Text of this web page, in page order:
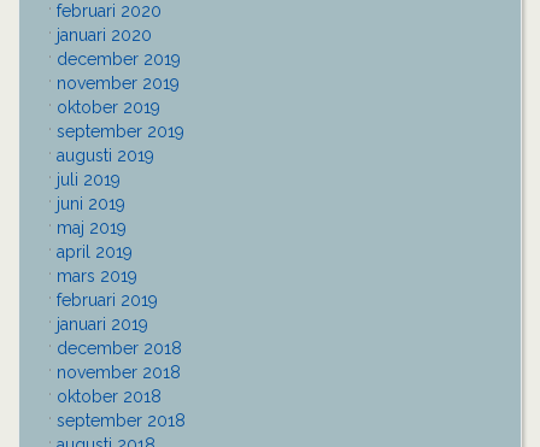
februari 2020
januari 2020
december 2019
november 2019
oktober 2019
september 2019
augusti 2019
juli 2019
juni 2019
maj 2019
april 2019
mars 2019
februari 2019
januari 2019
december 2018
november 2018
oktober 2018
september 2018